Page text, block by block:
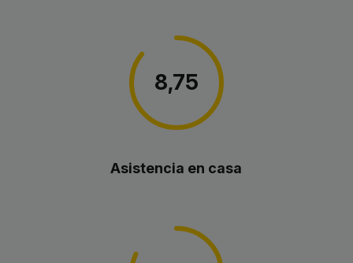
8,75
Asistencia en casa